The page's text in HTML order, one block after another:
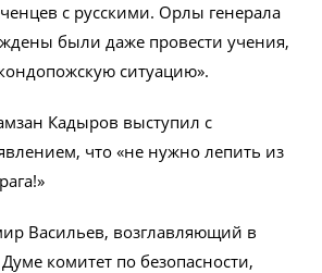
с русскими. Орлы генерала
были даже провести учения,
ситуацию».
Кадыров выступил с
что «не нужно лепить из
Васильев, возглавляющий в
комитет по безопасности,